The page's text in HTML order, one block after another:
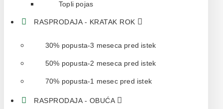
Topli pojas
RASPRODAJA - KRATAK ROK
30% popusta-3 meseca pred istek
50% popusta-2 meseca pred istek
70% popusta-1 mesec pred istek
RASPRODAJA - OBUĆA